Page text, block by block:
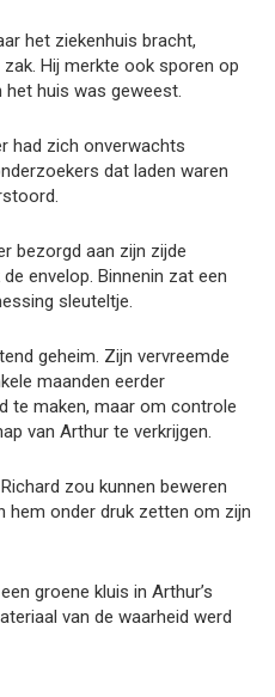
het ziekenhuis bracht,
Hij merkte ook sporen op
huis was geweest.
had zich onverwachts
dat laden waren
bezorgd aan zijn zijde
envelop. Binnenin zat een
sleuteltje.
geheim. Zijn vervreemde
maanden eerder
te maken, maar om controle
van Arthur te verkrijgen.
zou kunnen beweren
hem onder druk zetten om zijn
groene kluis in Arthur’s
van de waarheid werd